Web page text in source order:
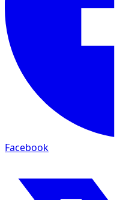
Facebook